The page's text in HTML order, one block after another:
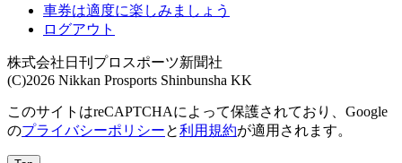
車券は適度に楽しみましょう
ログアウト
株式会社日刊プロスポーツ新聞社
(C)2026 Nikkan Prosports Shinbunsha KK
このサイトはreCAPTCHAによって保護されており、Google
のプライバシーポリシーと利用規約が適用されます。